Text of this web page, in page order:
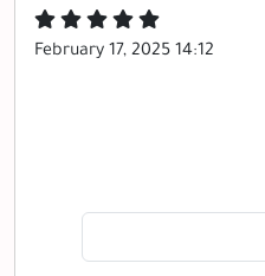
February 17, 2025 14:12